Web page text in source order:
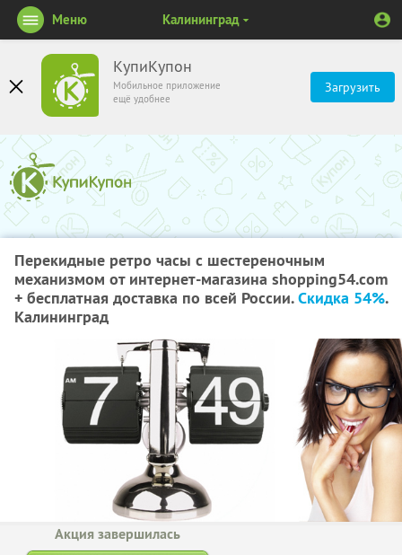
КупиКупон
Мобильное приложение
ещё удобнее
Загрузить
Меню Калининград
Перекидные ретро часы с шестереночным
механизмом от интернет-магазина shopping54.com
+ бесплатная доставка по всей России.Скидка 54%.
Калининград
Акция завершилась